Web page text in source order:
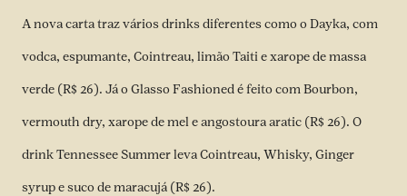
A nova carta traz vários drinks diferentes como o Dayka, com
vodca, espumante, Cointreau, limão Taiti e xarope de massa
verde (R$ 26). Já o Glasso Fashioned é feito com Bourbon,
vermouth dry, xarope de mel e angostoura aratic (R$ 26). O
drink Tennessee Summer leva Cointreau, Whisky, Ginger
syrup e suco de maracujá (R$ 26).